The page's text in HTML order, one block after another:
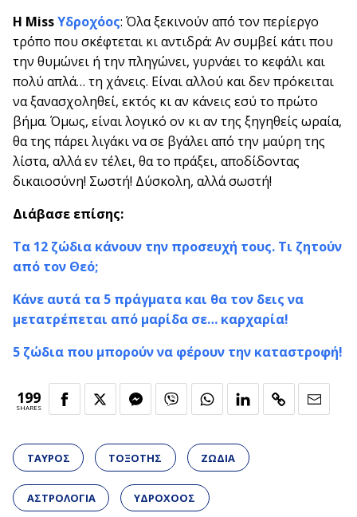
Η MissΥδροχόος: Όλα ξεκινούν από τον περίεργο
τρόπο που σκέφτεται κι αντιδρά: Αν συμβεί κάτι που
την θυμώνει ή την πληγώνει, γυρνάει το κεφάλι και
πολύ απλά… τη χάνεις. Είναι αλλού και δεν πρόκειται
να ξανασχοληθεί, εκτός κι αν κάνεις εσύ το πρώτο
βήμα. Όμως, είναι λογικό ον κι αν της ξηγηθείς ωραία,
θα της πάρει λιγάκι να σε βγάλει από την μαύρη της
λίστα, αλλά εν τέλει, θα το πράξει, αποδίδοντας
δικαιοσύνη! Σωστή! Δύσκολη, αλλά σωστή!
Διάβασε επίσης:
Τα 12 ζώδια κάνουν την προσευχή τους. Τι ζητούν
από τον Θεό;
Κάνε αυτά τα 5 πράγματα και θα τον δεις να
μετατρέπεται από μαρίδα σε… καρχαρία!
5 ζώδια που μπορούν να φέρουν την καταστροφή!
199
SHARES
ΤΑΥΡΟΣ ΤΟΞΟΤΗΣ ΖΩΔΙΑ
ΑΣΤΡΟΛΟΓΙΑ ΥΔΡΟΧΟΟΣ